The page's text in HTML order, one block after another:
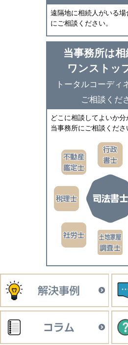
遠隔地に相続人がいる
にご相談ください。
当事務所は
ワンストッ
トータルコーディ
ご相談くだ
どこに相談してよいか
当事務所にご相談くださ